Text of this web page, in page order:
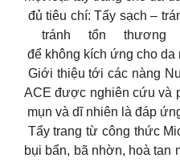
đủ tiêu chí: Tẩy sạch –
tránh tổn
để không kích ứng cho da
Giới thiệu tới các nàng
ACE được nghiên cứu và
mụn và dĩ nhiên là đáp
Tẩy trang từ công thức
bụi bẩn, bã nhờn, hoà tan